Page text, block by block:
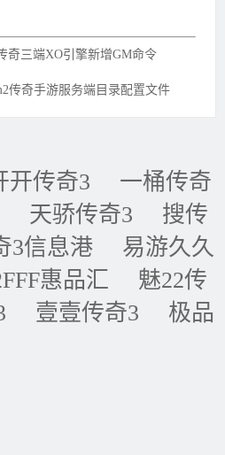
奇三端XO引擎新增GM命令
传奇手游服务端目录配置文件
开传奇3
一桶传奇
天骄传奇3
搜传
3信息港
易游久久
惠品汇
魅22传
壹壹传奇3
极品